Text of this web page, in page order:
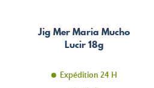
Jig Mer Maria Mucho
Lucir 18g
Expédition 24 H